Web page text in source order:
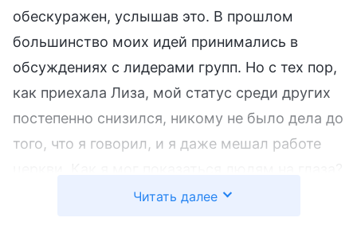
обескуражен, услышав это. В прошлом
большинство моих идей принимались в
обсуждениях с лидерами групп. Но с тех пор,
как приехала Лиза, мой статус среди других
постепенно снизился, никому не было дела до
того, что я говорил, и я даже мешал работе
Я не только не задумался о себе, я свалил
Читать далее